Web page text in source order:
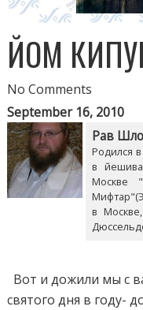
ЙОМ
No Comments
September 16, 2010
Рав
Родился
в
Москве
в
Вот и дожили мы с
святого дня в году-